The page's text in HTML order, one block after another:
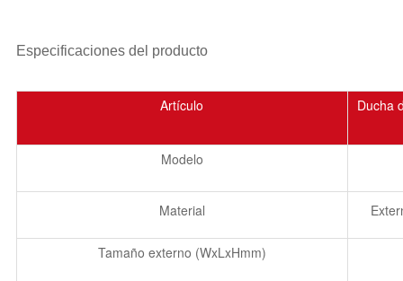
Especificaciones del producto
Artículo Ducha
Modelo
Material
Tamaño externo (WxLxHmm)